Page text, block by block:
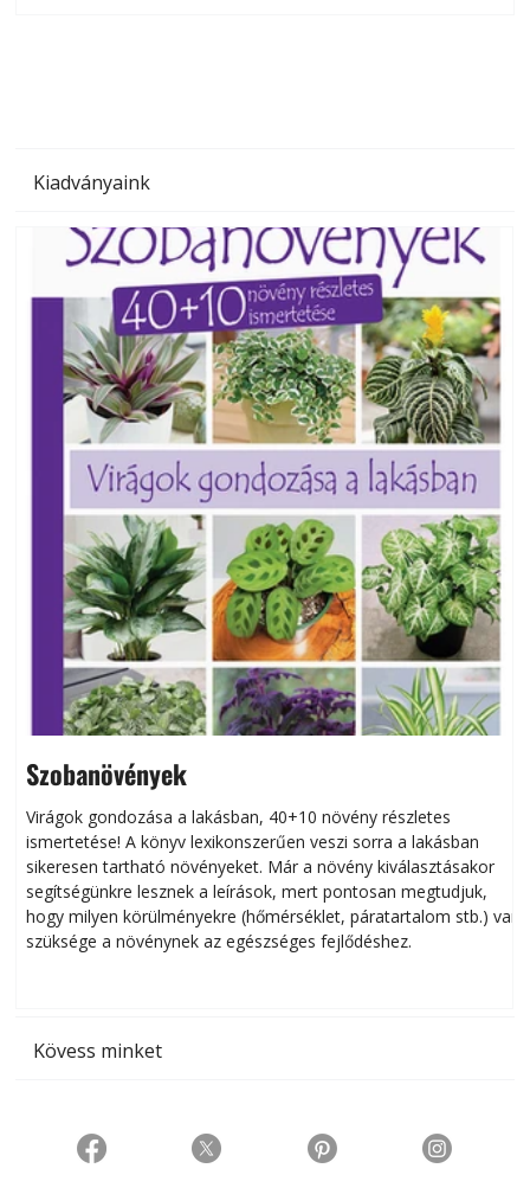
Kiadványaink
Szobanövények
Virágok gondozása a lakásban, 40+10 növény részletes
ismertetése! A könyv lexikonszerűen veszi sorra a lakásban
sikeresen tart­ha­tó növényeket. Már a növény kiválasztásakor
segítségünkre lesznek a leírások, mert pontosan megtudjuk,
hogy milyen körülményekre (hőmérséklet, páratartalom stb.) van
szüksége a növénynek az egészséges fejlődéshez.
Kövess minket